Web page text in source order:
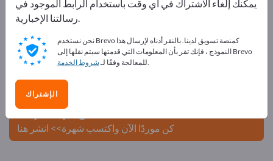
أعلن مجانًا على Exportpages!
الاحتياجات – العروض – السلع المستعملة – جهات الاتصال
التجارية >> ابدأ من هنا
انشر شركتك ومنتجاتك على
Exportpages.
كن موردًا الآن واكتسب شهرة>> انشر هنا
يمكنك إلغاء الاشتراك في أي وقت باستخدام الرابط الموجود في
رسالتنا الإخبارية.
نحن نستخدم Brevo كمنصة تسويق لدينا. بالنقر أدناه لإرسال هذا
النموذج ، فإنك تقر بأن المعلومات التي قدمتها سيتم نقلها إلى Brevo
للمعالجة وفقًا لـشروط الخدمة .
الإشتراك